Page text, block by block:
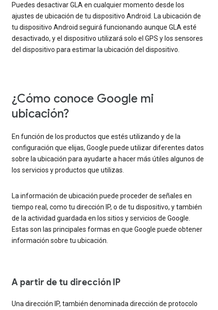
Puedes desactivar GLA en cualquier momento desde los
ajustes de ubicación de tu dispositivo Android. La ubicación de
tu dispositivo Android seguirá funcionando aunque GLA esté
desactivado, y el dispositivo utilizará solo el GPS y los sensores
del dispositivo para estimar la ubicación del dispositivo.
¿Cómo conoce Google mi
ubicación?
En función de los productos que estés utilizando y de la
configuración que elijas, Google puede utilizar diferentes datos
sobre la ubicación para ayudarte a hacer más útiles algunos de
los servicios y productos que utilizas.
La información de ubicación puede proceder de señales en
tiempo real, como tu dirección IP, o de tu dispositivo, y también
de la actividad guardada en los sitios y servicios de Google.
Estas son las principales formas en que Google puede obtener
información sobre tu ubicación.
A partir de tu dirección IP
Una dirección IP, también denominada dirección de protocolo